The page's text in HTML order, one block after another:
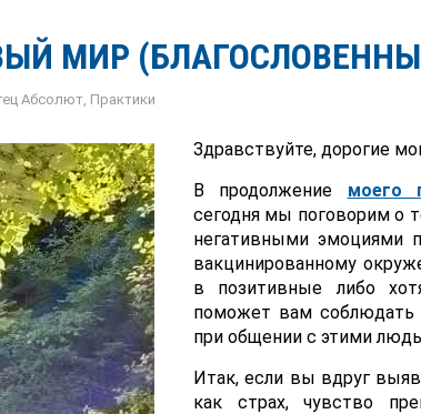
МИР
Абсолют, Практики
Здравствуйте, дорогие
В продолжение моего
сегодня мы поговорим о
негативными
вакцинированному
в позитивные либо
поможет вам соблюдать
при общении с этими
Итак, если вы вдруг
как страх, чувство